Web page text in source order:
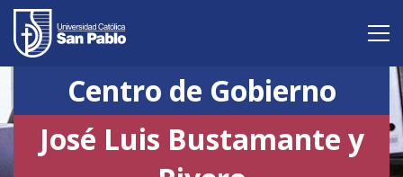
Vive San Pablo
Admisión
Centro de Gobierno
José Luis Bustamante y